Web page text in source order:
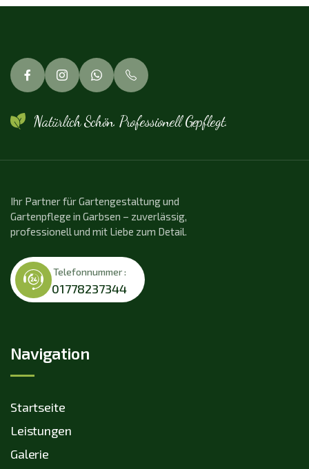
Natürlich Schön. Professionell Gepflegt.
Ihr Partner für Gartengestaltung und
Gartenpflege in Garbsen – zuverlässig,
professionell und mit Liebe zum Detail.
Telefonnummer :
01778237344
Navigation
Startseite
Leistungen
Galerie